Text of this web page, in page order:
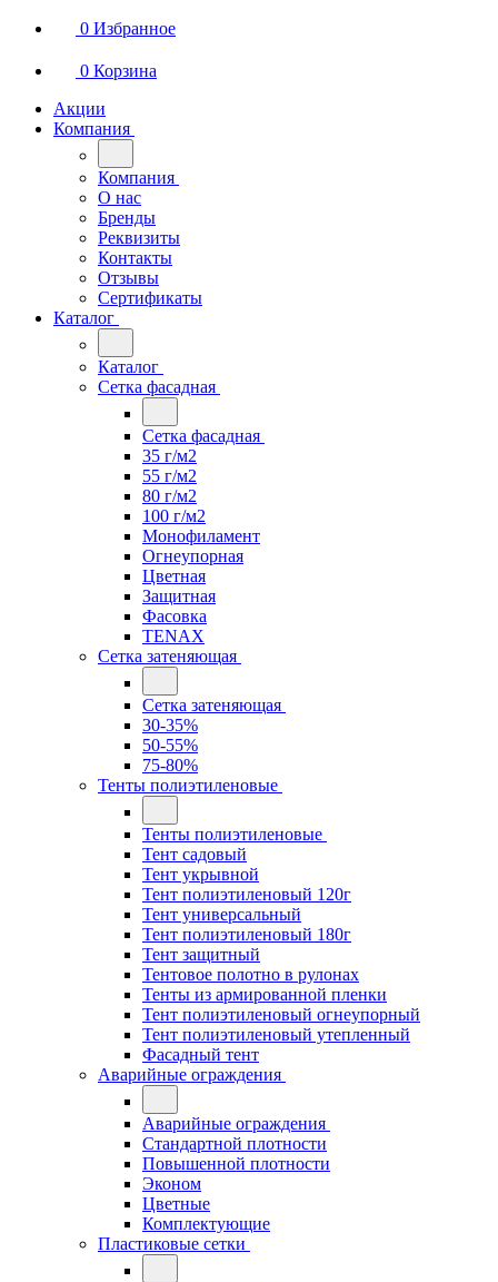
0 Избранное
0 Корзина
Акции
Компания
Компания
О нас
Бренды
Реквизиты
Контакты
Отзывы
Сертификаты
Каталог
Каталог
Сетка фасадная
Сетка фасадная
35 г/м2
55 г/м2
80 г/м2
100 г/м2
Монофиламент
Огнеупорная
Цветная
Защитная
Фасовка
TENAX
Сетка затеняющая
Сетка затеняющая
30-35%
50-55%
75-80%
Тенты полиэтиленовые
Тенты полиэтиленовые
Тент садовый
Тент укрывной
Тент полиэтиленовый 120г
Тент универсальный
Тент полиэтиленовый 180г
Тент защитный
Тентовое полотно в рулонах
Тенты из армированной пленки
Тент полиэтиленовый огнеупорный
Тент полиэтиленовый утепленный
Фасадный тент
Аварийные ограждения
Аварийные ограждения
Стандартной плотности
Повышенной плотности
Эконом
Цветные
Комплектующие
Пластиковые сетки